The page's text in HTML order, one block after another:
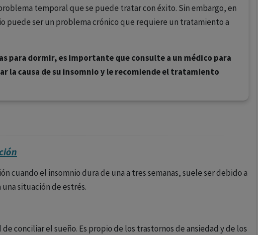
temporal que se puede tratar con éxito. Sin embargo, en
puede ser un problema crónico que requiere un tratamiento a
para dormir, es importante que consulte a un médico para
la causa de su insomnio y le recomiende el tratamiento
cuando el insomnio dura de una a tres semanas, suele ser debido a
situación de estrés.
conciliar el sueño. Es propio de los trastornos de ansiedad y de los